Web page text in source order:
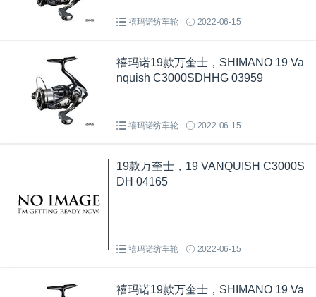
禧玛诺纺车轮 2022-06-15
禧玛诺19款万奎士，SHIMANO 19 Va
nquish C3000SDHHG 03959
禧玛诺纺车轮 2022-06-15
19款万奎士，19 VANQUISH C3000S
DH 04165
禧玛诺纺车轮 2022-06-15
禧玛诺19款万奎士，SHIMANO 19 Va